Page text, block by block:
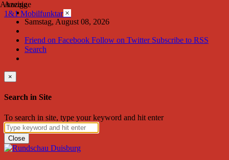
Samstag, August 08, 2026
Friend on Facebook Follow on Twitter Subscribe to RSS
Search
×
Search in Site
To search in site, type your keyword and hit enter
Close
Anzeige
×
1&1 Mobilfunktarife
Anzeige